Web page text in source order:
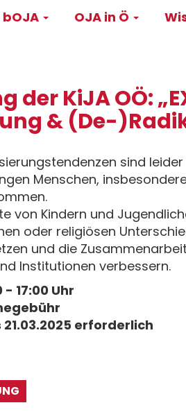
Main
bOJA OJA in Ö
der KiJA OÖ:
& (De-
sind
Menschen,
von Kindern und
oder religiösen
und die
Institutionen verbessern.
17:00 Uhr
erforderlich